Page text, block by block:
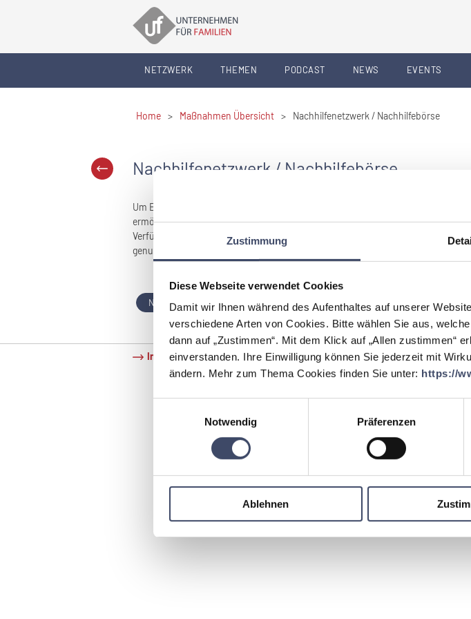
Zustimmung
Diese Webseite verwendet Cookies
Damit wir Ihnen während des Aufenthaltes auf unserer
verschiedene Arten von Cookies. Bitte wählen Sie aus,
dann auf „Zustimmen“. Mit dem Klick auf „Allen zustimmen“
einverstanden. Ihre Einwilligung können Sie jederzeit mit
ändern. Mehr zum Thema Cookies finden Sie unter: https://
Notwendig
Präferenzen
Ablehnen
NETZWERK THEMEN PODCAST NEWS EVENTS
Home > Maßnahmen Übersicht > Nachhilfenetzwerk / Nachhilfebörse
Nachhilfenetzwerk / Nachhilfebörse
Um Eltern einen Überblick über lokale Nachhilfeangebote sowie einen direkten
ermöglichen, kann die Gemeinde eine zentrale Plattform für Nachhilfeangebote
Verfügung stellen. Die Suche wird für Eltern so erleichtert und die Angebote
genutzt.
NACHHILFE
Impressum Datenschutz Kontakt